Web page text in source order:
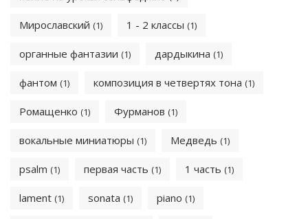
Мирославский (1) 1 - 2 классы (1)
органные фантазии (1) дардыкина (1)
фантом (1) композиция в четвертях тона (1)
Ромащенко (1) Фурманов (1)
вокальные миниатюры (1) Медведь (1)
psalm (1) первая часть (1) 1 часть (1)
lament (1) sonata (1) piano (1)